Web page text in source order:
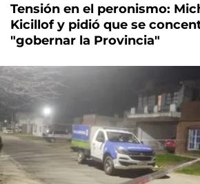
Tensión en el peronismo:
Kicillof y pidió que se
"gobernar la Provincia"